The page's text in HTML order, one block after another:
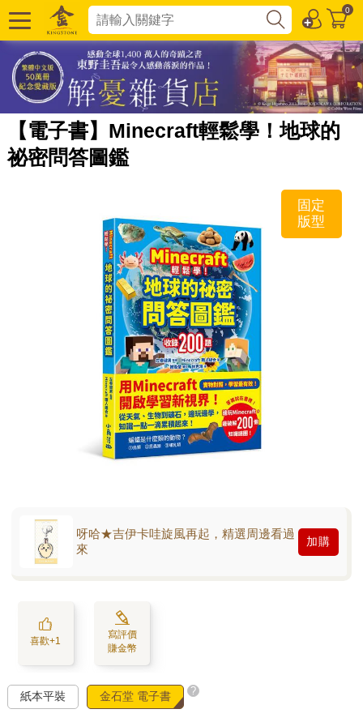
0
【電子書】Minecraft輕鬆學！地球的
祕密問答圖鑑
固定
版型
呀哈★吉伊卡哇旋風再起，精選周邊看過
來
加購
喜歡+1
寫評價
賺金幣
紙本平裝 金石堂 電子書 ?